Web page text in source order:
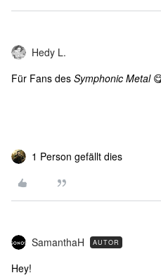
Hedy L.
Für Fans des Symphonic Metal
1 Person gefällt dies
SamanthaH AUTOR
Hey!